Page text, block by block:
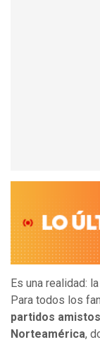
Es una realidad:
Para todos los
partidos
Norteamérica,